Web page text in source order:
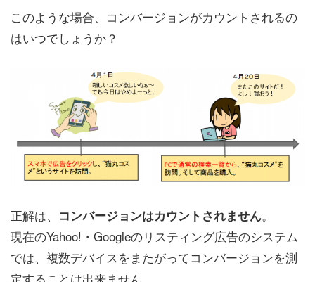
このような場合、コンバージョンがカウントされるの
はいつでしょうか？
正解は、 コンバージョンはカウントされません。
現在のYahoo!・Googleのリスティング広告のシステム
では、複数デバイスをまたがってコンバージョンを測
定することは出来ません。